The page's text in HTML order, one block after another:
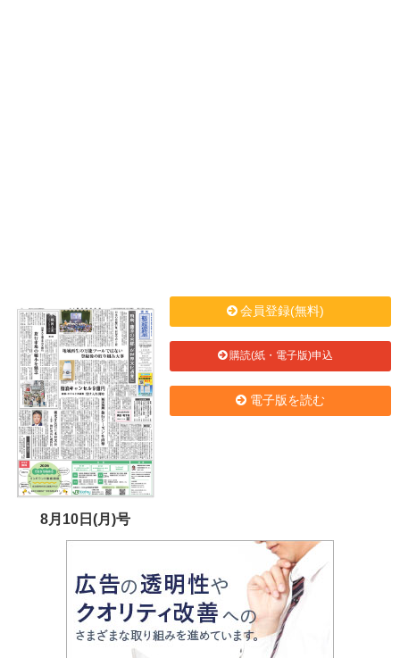
8月10日(月)号
会員登録(無料)
購読(紙・電子版)申込
電子版を読む